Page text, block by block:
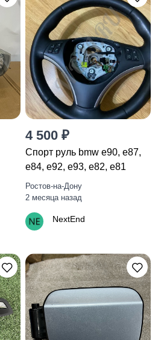
4 500 ₽
Спорт руль bmw e90, e87,
e84, e92, e93, e82, e81
Ростов-на-Дону
2 месяца назад
NextEnd